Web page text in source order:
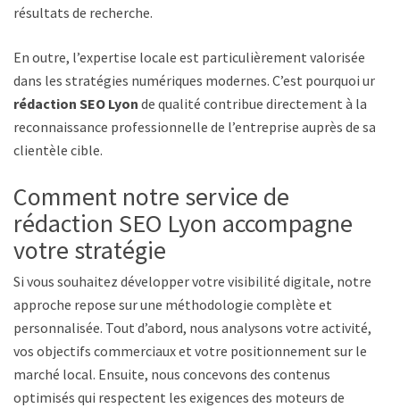
résultats de recherche.
En outre, l’expertise locale est particulièrement valorisée
dans les stratégies numériques modernes. C’est pourquoi une
rédaction SEO Lyon de qualité contribue directement à la
reconnaissance professionnelle de l’entreprise auprès de sa
clientèle cible.
Comment notre service de
rédaction SEO Lyon accompagne
votre stratégie
Si vous souhaitez développer votre visibilité digitale, notre
approche repose sur une méthodologie complète et
personnalisée. Tout d’abord, nous analysons votre activité,
vos objectifs commerciaux et votre positionnement sur le
marché local. Ensuite, nous concevons des contenus
optimisés qui respectent les exigences des moteurs de